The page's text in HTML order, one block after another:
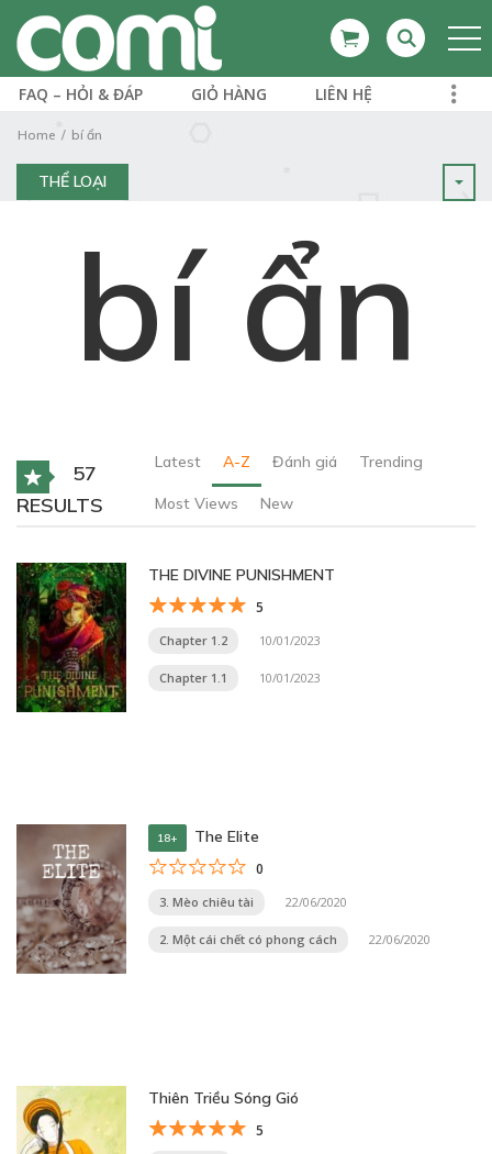
FAQ – HỎI & ĐÁP GIỎ HÀNG LIÊN HỆ
Home bí ẩn
THỂ LOẠI
bí ẩn
57
RESULTS
Latest A-Z Đánh giá Trending
Most Views New
THE DIVINE PUNISHMENT
5
Chapter 1.2 10/01/2023
Chapter 1.1 10/01/2023
18+ The Elite
0
3. Mèo chiêu tài 22/06/2020
2. Một cái chết có phong cách 22/06/2020
Thiên Triều Sóng Gió
5